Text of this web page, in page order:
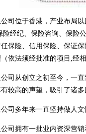
司位于香港，产业布局
险经纪、保险咨询、保险
保险、信用保险、保证
依法须经批准的项目,经
司从创立之初至今，一
较高的声望，吸引了诸
司多年来一直坚持做人
司拥有一批业内资深营